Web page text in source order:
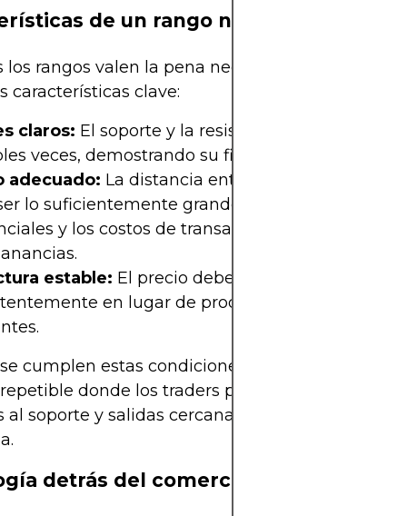
de un rango negociable
los rangos valen la pena negociar. Un rango
características clave:
claros: El soporte y la resistencia deben
veces, demostrando su fiabilidad.
adecuado: La distancia entre el soporte y la
lo suficientemente grande como para cubrir
y los costos de transacción mientras deja
estable: El precio debe respetar el rango
en lugar de producir rupturas falsas
cumplen estas condiciones, el rango se
donde los traders pueden planificar
al soporte y salidas cercanas a la resistencia
detrás del comercio en rango